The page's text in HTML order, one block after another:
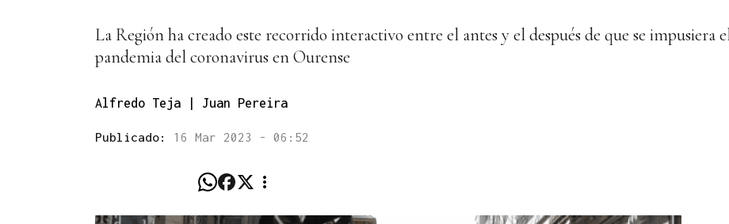
La Región ha creado este recorrido interactivo entre el antes y el después de que se
pandemia del coronavirus en Ourense
Alfredo Teja | Juan Pereira
Publicado: 16 Mar 2023 - 06:52